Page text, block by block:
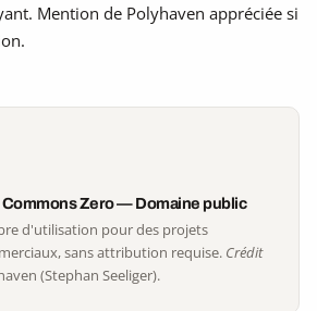
Mention de Polyhaven appréciée si
Zero — Domaine public
d'utilisation pour des projets
sans attribution requise. Crédit
(Stephan Seeliger).